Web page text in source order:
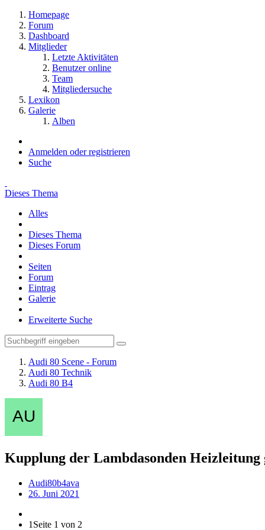
Homepage
Forum
Dashboard
Mitglieder
Letzte Aktivitäten
Benutzer online
Team
Mitgliedersuche
Lexikon
Galerie
Alben
Anmelden oder registrieren
Suche
Dieses Thema
Alles
Dieses Thema
Dieses Forum
Seiten
Forum
Eintrag
Galerie
Erweiterte Suche
Audi 80 Scene - Forum
Audi 80 Technik
Audi 80 B4
Kupplung der Lambdasonden
Audi80b4ava
26. Juni 2021
1 Seite 1 von 2